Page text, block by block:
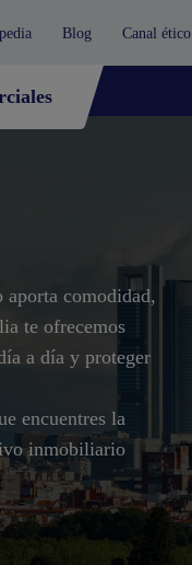
Blog Canal ético
aporta comodidad,
te ofrecemos
a día y proteger
encuentres la
inmobiliario